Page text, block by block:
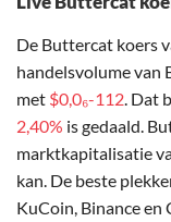
De Buttercat koers
handelsvolume van
met $0,0₆-112. Dat
2,40% is gedaald.
marktkapitalisatie
kan. De beste
KuCoin, Binance en